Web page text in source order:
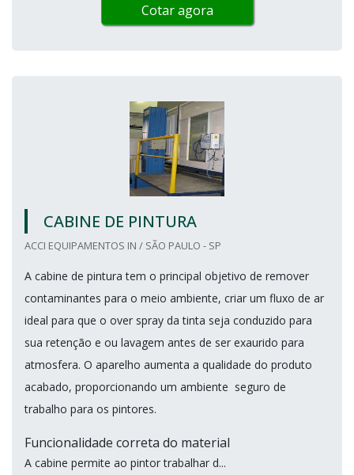
Cotar agora
CABINE DE PINTURA
ACCI EQUIPAMENTOS IN / SÃO PAULO - SP
A cabine de pintura tem o principal objetivo de remover
contaminantes para o meio ambiente, criar um fluxo de ar
ideal para que o over spray da tinta seja conduzido para
sua retenção e ou lavagem antes de ser exaurido para
atmosfera. O aparelho aumenta a qualidade do produto
acabado, proporcionando um ambiente seguro de
trabalho para os pintores.
Funcionalidade correta do material
A cabine permite ao pintor trabalhar d...